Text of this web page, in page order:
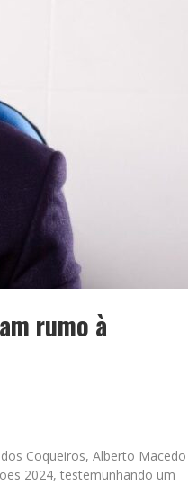
rumo à
Coqueiros, Alberto Macedo
2024, testemunhando um